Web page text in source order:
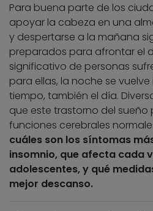
Para buena parte de los
apoyar la cabeza en una
y despertarse a la mañana
preparados para afrontar el
significativo de personas
para ellas, la noche se
tiempo, también el día.
que este trastorno del
funciones cerebrales
cuáles son los síntomas
insomnio, que afecta cada
adolescentes, y qué
mejor descanso.